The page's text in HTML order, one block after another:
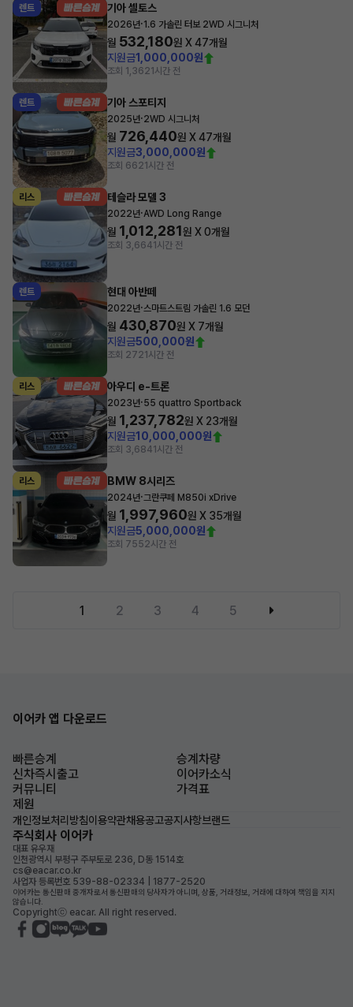
렌트 기아 셀토스
2026년·1.6 가솔린 터보 2WD 시그니처
월 532,180원 X47개월
지원금1,000,000원
조회 1,3621시간 전
렌트 기아 스포티지
2025년·2WD 시그니처
월 726,440원 X47개월
지원금3,000,000원
조회 6621시간 전
리스 테슬라 모델 3
2022년·AWD Long Range
월 1,012,281원 X0개월
조회 3,6641시간 전
렌트 현대 아반떼
2022년·스마트스트림 가솔린 1.6 모던
월 430,870원 X 7개월
지원금500,000원
조회 2721시간 전
리스 아우디 e-트론
2023년·55 quattro Sportback
월 1,237,782원 X 23개월
지원금10,000,000원
조회 3,6841시간 전
리스 BMW 8시리즈
2024년·그란쿠페 M850i xDrive
월 1,997,960원 X 35개월
지원금5,000,000원
조회 7552시간 전
1 2 3 4 5
이어카 앱 다운로드
빠른승계
승계차량
신차즉시출고
이어카소식
커뮤니티
가격표
제원
개인정보처리방침이용약관채용공고공지사항브랜드
주식회사 이어카
대표 유우재
인천광역시 부평구 주부토로 236, D동 1514호
cs@eacar.co.kr
사업자 등록번호 539-88-02334 | 1877-2520
이어카는 통신판매 중개자로서 통신판매의 당사자가 아니며, 상품, 거래정보, 거래에 대하여 책임을 지지
않습니다.
Copyrightⓒ eacar. All right reserved.